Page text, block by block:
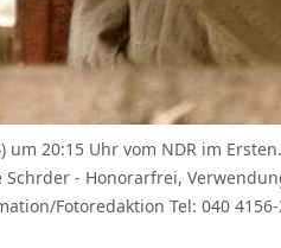
um 20:15 Uhr vom NDR im
- Honorarfrei,
Fotoredaktion Tel: 040